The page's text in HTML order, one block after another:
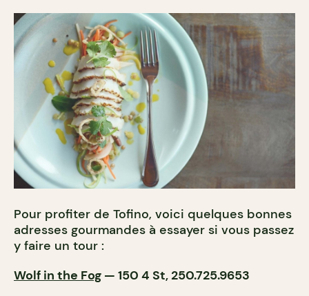
Pour profiter de Tofino, voici quelques bonnes
adresses gourmandes à essayer si vous passez
y faire un tour :
Wolf in the Fog — 150 4 St, 250.725.9653